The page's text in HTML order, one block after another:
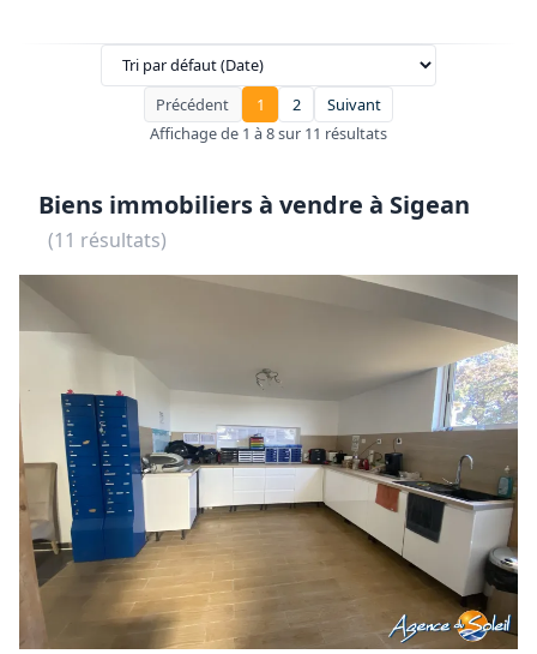
Précédent 1 2
Suivant
Affichage de 1 à 8 sur 11 résultats
Biens immobiliers à vendre à Sigean
(11 résultats)